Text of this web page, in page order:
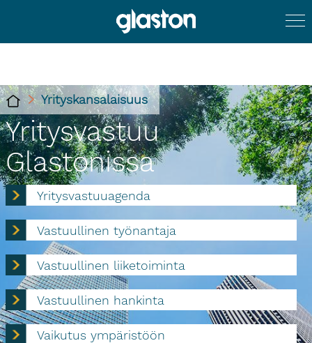
Yrityskansalaisuus
Yritysvastuu
Glastonissa
Yritysvastuuagenda
Vastuullinen työnantaja
Vastuullinen liiketoiminta
Vastuullinen hankinta
Vaikutus ympäristöön